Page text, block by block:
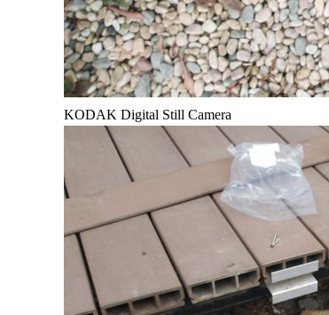
KODAK Digital Still Camera